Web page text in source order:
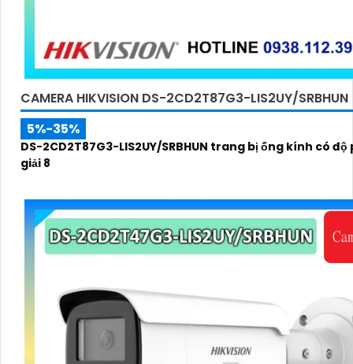
CAMERA HIKVISION DS-2CD2T87G3-LIS2UY/SRBHUN
5%-35%
DS-2CD2T87G3-LIS2UY/SRBHUN trang bị ống kính có độ
giải 8